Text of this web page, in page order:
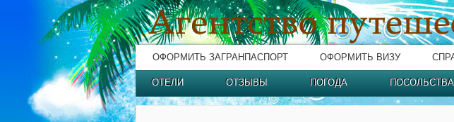
ОФОРМИТЬ ЗАГРАНПАСПОРТ ОФОРМИТЬ ВИЗУ
ОТЕЛИ ОТЗЫВЫ ПОГОДА ПОСОЛЬСТВА